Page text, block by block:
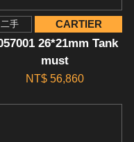
二手 CARTIER
26*21mm Tank
must
NT$ 56,860